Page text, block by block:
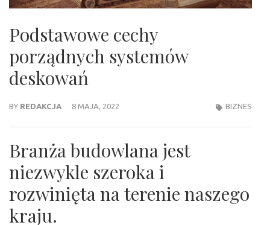
Podstawowe cechy
porządnych systemów
deskowań
BY REDAKCJA 8 MAJA, 2022 BIZNES
Branża budowlana jest
niezwykle szeroka i
rozwinięta na terenie naszego
kraju.